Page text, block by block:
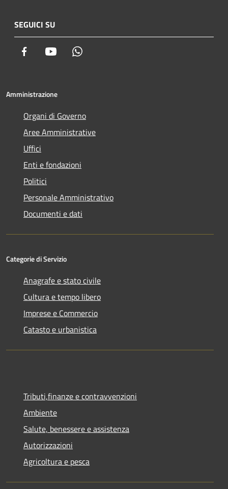
SEGUICI SU
Facebook Youtube
Amministrazione
Organi di Governo
Aree Amministrative
Uffici
Enti e fondazioni
Politici
Personale Amministrativo
Documenti e dati
Categorie di Servizio
Anagrafe e stato civile
Cultura e tempo libero
Imprese e Commercio
Catasto e urbanistica
Tributi,finanze e contravvenzioni
Ambiente
Salute, benessere e assistenza
Autorizzazioni
Agricoltura e pesca